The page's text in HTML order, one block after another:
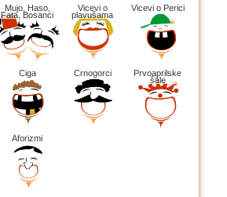
Mujo, Haso,
Fata, Bosanci
Vicevi o
plavušama
Vicevi o Perici
Ciga Crnogorci Prvoaprilske
šale
Aforizmi